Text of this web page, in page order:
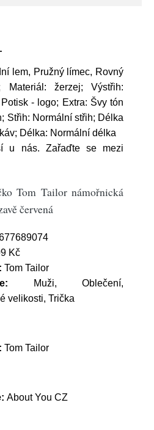
lem, Pružný límec, Rovný
Materiál: žerzej; Výstřih:
- logo; Extra: Švy tón
Střih: Normální střih; Délka
Délka: Normální délka
u nás. Zařaďte se mezi
Tom Tailor námořnická
červená
Kč
Tom Tailor
Muži, Oblečení,
velikosti, Trička
Tom Tailor
About You CZ